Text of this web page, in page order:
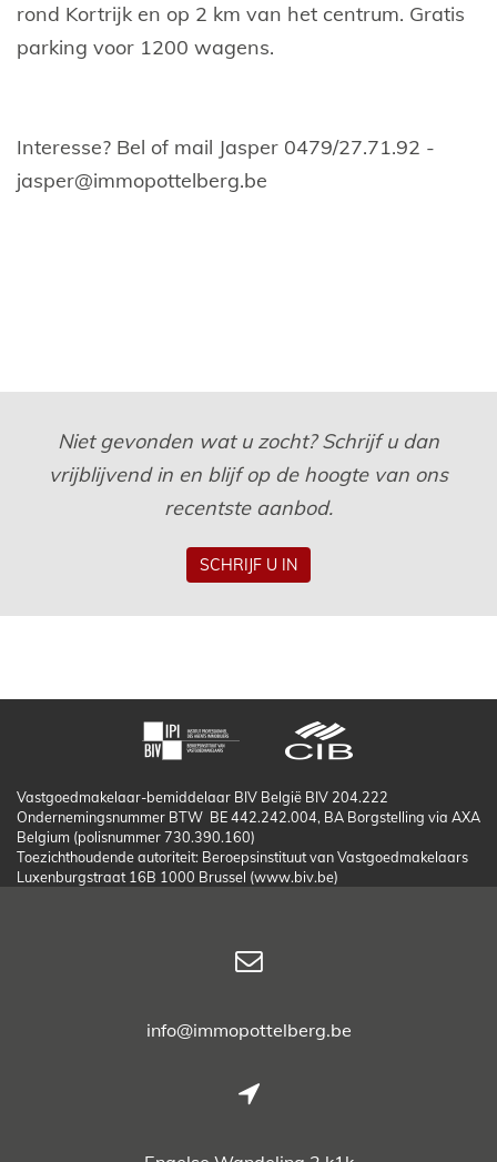
rond Kortrijk en op 2 km van het centrum. Gratis
parking voor 1200 wagens.
Interesse? Bel of mail Jasper 0479/27.71.92 -
jasper@immopottelberg.be
Niet gevonden wat u zocht? Schrijf u dan
vrijblijvend in en blijf op de hoogte van ons
recentste aanbod.
SCHRIJF U IN
Vastgoedmakelaar-bemiddelaar BIV België BIV 204.222
Ondernemingsnummer BTW BE 442.242.004, BA Borgstelling via AXA
Belgium (polisnummer 730.390.160)
Toezichthoudende autoriteit: Beroepsinstituut van Vastgoedmakelaars
Luxenburgstraat 16B 1000 Brussel (www.biv.be)
info@immopottelberg.be